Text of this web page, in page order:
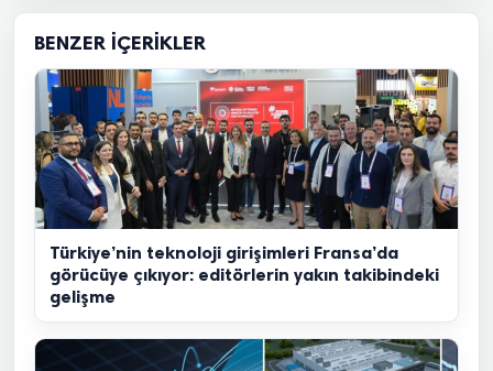
BENZER İÇERIKLER
Türkiye’nin teknoloji girişimleri Fransa’da
görücüye çıkıyor: editörlerin yakın takibindeki
gelişme